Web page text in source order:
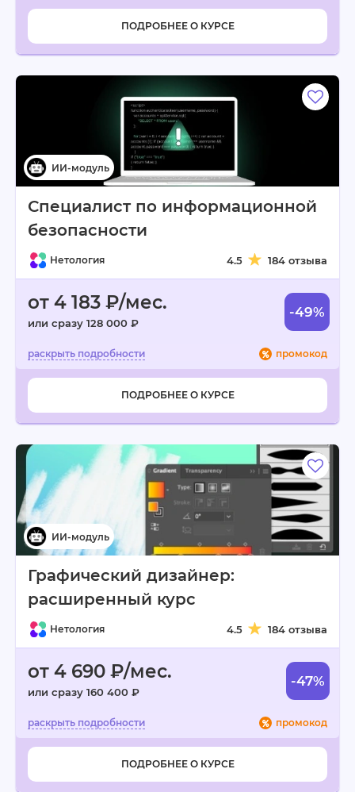
ПОДРОБНЕЕ О КУРСЕ
Специалист по информационной
безопасности
Нетология 4.5 184 отзыва
от 4 183 ₽/мес.
или сразу 128 000 ₽
-49%
промокод
ПОДРОБНЕЕ О КУРСЕ
Графический дизайнер:
расширенный курс
Нетология 4.5 184 отзыва
от 4 690 ₽/мес.
или сразу 160 400 ₽
-47%
промокод
ПОДРОБНЕЕ О КУРСЕ